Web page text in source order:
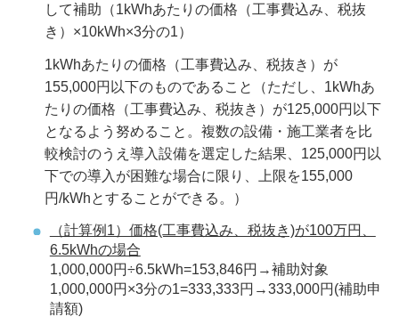
して補助（1kWhあたりの価格（工事費込み、税抜
き）×10kWh×3分の1）
1kWhあたりの価格（工事費込み、税抜き）が
155,000円以下のものであること（ただし、1kWhあ
たりの価格（工事費込み、税抜き）が125,000円以下
となるよう努めること。複数の設備・施工業者を比
較検討のうえ導入設備を選定した結果、125,000円以
下での導入が困難な場合に限り、上限を155,000
円/kWhとすることができる。）
（計算例1）価格(工事費込み、税抜き)が100万円、
6.5kWhの場合
1,000,000円÷6.5kWh=153,846円→補助対象
1,000,000円×3分の1=333,333円→333,000円(補助申
請額)